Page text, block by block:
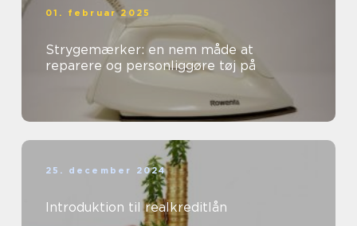
01. februar 2025
Strygemærker: en nem måde at
reparere og personliggøre tøj på
25. december 2024
Introduktion til realkreditlån